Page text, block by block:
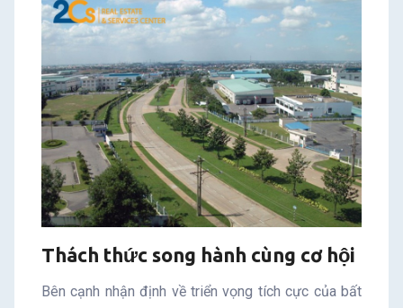
Thách thức song hành cùng cơ hội
Bên cạnh nhận định về triển vọng tích cực của bất